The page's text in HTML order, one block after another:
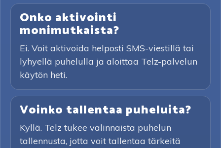
Onko aktivointi
monimutkaista?
Ei. Voit aktivoida helposti SMS-viestillä tai
lyhyellä puhelulla ja aloittaa Telz-palvelun
käytön heti.
Voinko tallentaa puheluita?
Kyllä. Telz tukee valinnaista puhelun
tallennusta, jotta voit tallentaa tärkeitä